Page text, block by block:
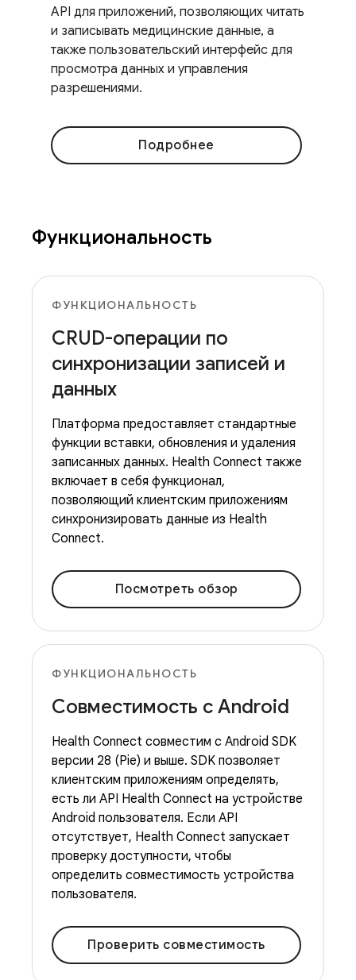
API для приложений, позволяющих читать
и записывать медицинские данные, а
также пользовательский интерфейс для
просмотра данных и управления
разрешениями.
Подробнее
Функциональность
ФУНКЦИОНАЛЬНОСТЬ
CRUD-операции по
синхронизации записей и
данных
Платформа предоставляет стандартные
функции вставки, обновления и удаления
записанных данных. Health Connect также
включает в себя функционал,
позволяющий клиентским приложениям
синхронизировать данные из Health
Connect.
Посмотреть обзор
ФУНКЦИОНАЛЬНОСТЬ
Совместимость с Android
Health Connect совместим с Android SDK
версии 28 (Pie) и выше. SDK позволяет
клиентским приложениям определять,
есть ли API Health Connect на устройстве
Android пользователя. Если API
отсутствует, Health Connect запускает
проверку доступности, чтобы
определить совместимость устройства
пользователя.
Проверить совместимость